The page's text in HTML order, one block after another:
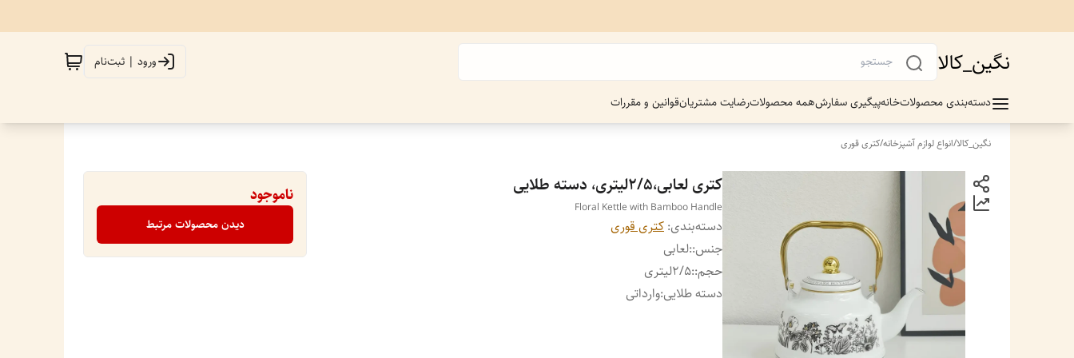
نگین_کالا ورود | ثبت‌نام
دسته‌بندی محصولاتخانهپیگیری سفارشهمه محصولاترضایت مشتریانقوانین و مقررات
نگین_کالا/انواع لوازم آشپزخانه/کتری قوری
کتری لعابی،2/5لیتری، دسته طلایی
Floral Kettle with Bamboo Handle
دسته‌بندی: کتری قوری
جنس::لعابی
حجم::2/5لیتری
دسته طلایی:وارداتی
ناموجود
دیدن محصولات مرتبط